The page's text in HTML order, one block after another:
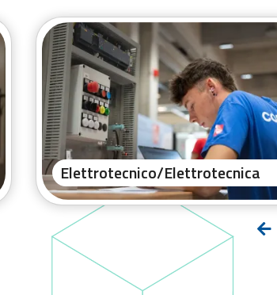
Elettrotecnico/Elettrotecnica